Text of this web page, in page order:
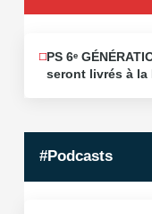
JUIN
19
PS 6ᵉ
seront livrés à la
#Podcasts